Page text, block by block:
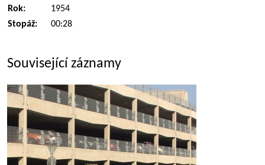
Rok:
1954
Stopáž:
00:28
Související záznamy